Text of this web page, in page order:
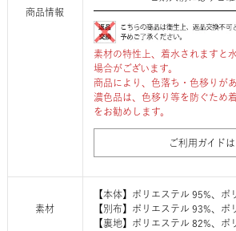
商品情報
素材の特性上、着水されますと
場合がございます。
商品により、色落ち・色移りが
濃色品は、色移り等を防ぐため
をお勧めします。
ご利用ガイド
素材
【本体】ポリエステル 95%、ポ
【別布】ポリエステル 93%、ポ
【裏地】ポリエステル 82%、ポ